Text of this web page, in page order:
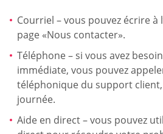
Courriel – vous pouvez écrire à
page «Nous contacter».
Téléphone – si vous avez
immédiate, vous pouvez
téléphonique du support
journée.
Aide en direct – vous pouvez